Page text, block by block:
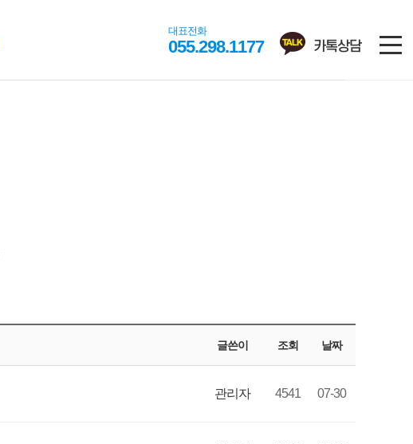
카톡상담
대표전화
055.298.1177
글쓴이 조회 날짜
관리자 4541 07-30